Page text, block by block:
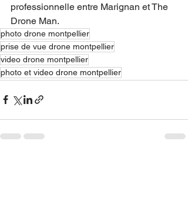
professionnelle entre Marignan et The
Drone Man.
photo drone montpellier
prise de vue drone montpellier
video drone montpellier
photo et video drone montpellier